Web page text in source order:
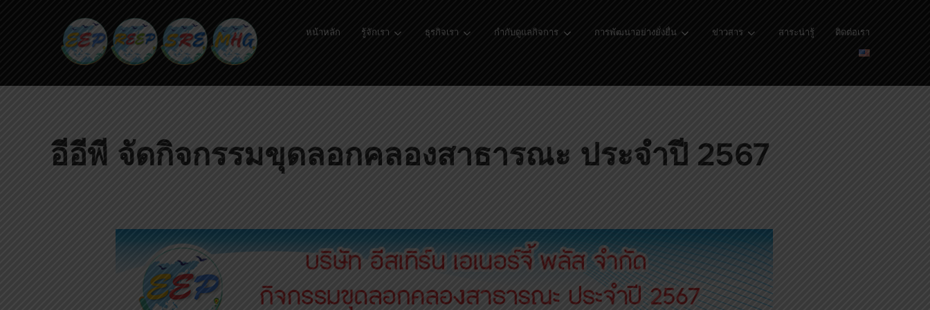
หน้าหลัก รู้จักเรา ธุรกิจเรา กำกับดูแลกิจการ การพัฒนาอย่างยั่งยื่น ข่าวสาร สาระน่ารู้ ติดต่อเรา
อีอีพี จัดกิจกรรมขุดลอกคลองสาธารณะ ประจำปี 2567